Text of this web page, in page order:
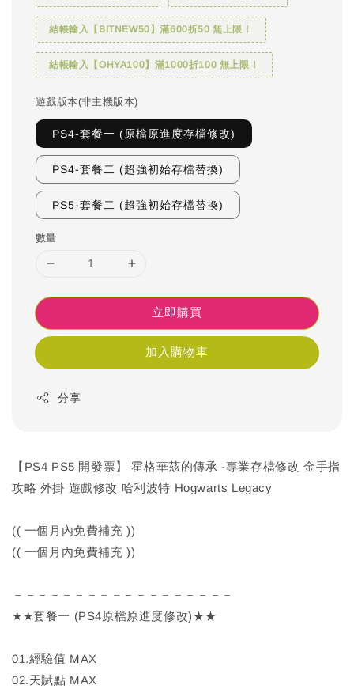
結帳輸入【BITNEW50】滿600折50 無上限！
結帳輸入【OHYA100】滿1000折100 無上限！
遊戲版本(非主機版本)
PS4-套餐一 (原檔原進度存檔修改)
PS4-套餐二 (超強初始存檔替換)
PS5-套餐二 (超強初始存檔替換)
數量
立即購買
加入購物車
分享
【PS4 PS5 開發票】 霍格華茲的傳承 -專業存檔修改 金手指
攻略 外掛 遊戲修改 哈利波特 Hogwarts Legacy
(( 一個月內免費補充 ))
(( 一個月內免費補充 ))
－－－－－－－－－－－－－－－－－－
★★套餐一 (PS4原檔原進度修改)★★
01.經驗值 MAX
02.天賦點 MAX